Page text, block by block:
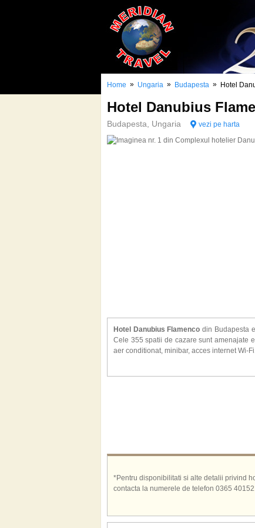
Home » Ungaria » Budapesta » Hotel
Hotel Danubius
Budapesta, Ungaria vezi pe harta
Hotel Danubius Flamenco din Budapesta
Cele 355 spatii de cazare sunt amenajate
aer conditionat, minibar, acces internet Wi-
*Pentru disponibilitati si alte detalii privind
contacta la numerele de telefon 0365